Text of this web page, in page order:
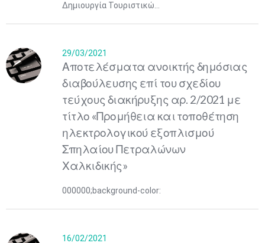
Δημιουργία Τουριστικώ...
29/03/2021
Αποτελέσματα ανοικτής δημόσιας
διαβούλευσης επί του σχεδίου
τεύχους διακήρυξης αρ. 2/2021 με
τίτλο «Προμήθεια και τοποθέτηση
ηλεκτρολογικού εξοπλισμού
Σπηλαίου Πετραλώνων
Χαλκιδικής»
000000;background-color:
16/02/2021